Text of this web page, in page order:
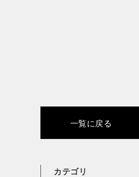
一覧に戻る
カテゴリ